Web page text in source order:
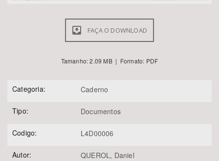
FAÇA O DOWNLOAD
Tamanho: 2.09 MB | Formato: PDF
Categoria: Caderno
Tipo: Documentos
Codigo: L4D00006
Autor: QUEROL, Daniel